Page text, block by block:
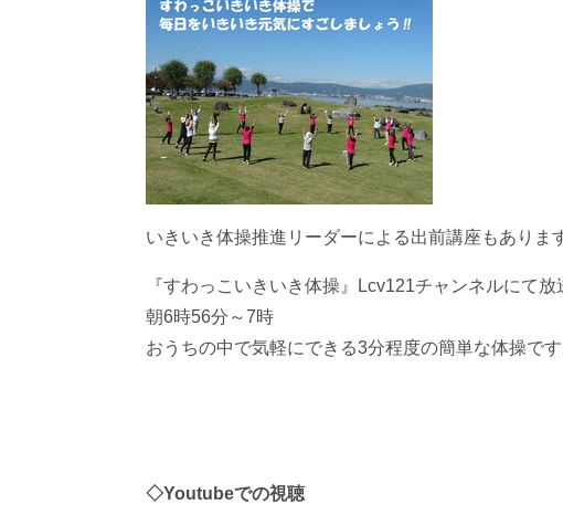
いきいき体操推進リーダーによる出前講座もありま
『すわっこいきいき体操』Lcv121チャンネルにて放
朝6時56分～7時
おうちの中で気軽にできる3分程度の簡単な体操です
◇Youtubeでの視聴